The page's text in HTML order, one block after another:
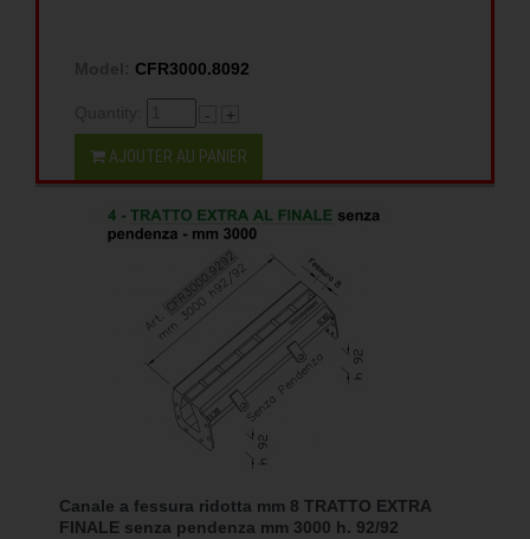
CFR3000.8092
- +
AJOUTER AU PANIER
Canale a fessura ridotta mm 8 TRATTO EXTRA
FINALE senza pendenza mm 3000 h. 92/92